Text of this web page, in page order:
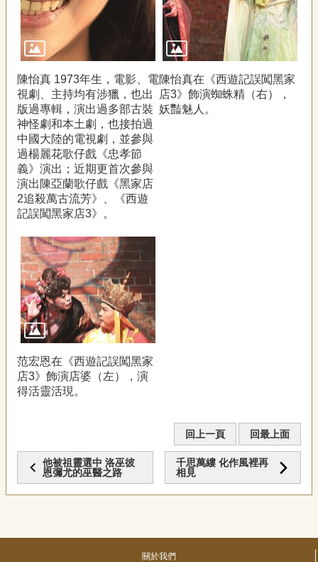
陳怡真 1973年生，電影、電
視劇、主持均有涉獵，也出
版過專輯，演出過多部古裝
神怪劇和本土劇，也接拍過
中國大陸的電視劇，並參與
過楊麗花歌仔戲《忠孝節
義》演出；近期更首次參與
演出陳亞蘭歌仔戲《黑家店
2追殺萬古流芳》、《西遊
記誤闖黑家店3》。
陳怡真在《西遊記誤闖黑家
店3》飾演蜘蛛精（右），
妖豔魅人。
范宏恩在《西遊記誤闖黑家
店3》飾演店婆（左），演
得活靈活現。
回上一頁 回最上面
他被祖靈選中 洛巫彼
恩彌尤的巫醫之路
千思萬縷 化作風裡再
相見
關於我們